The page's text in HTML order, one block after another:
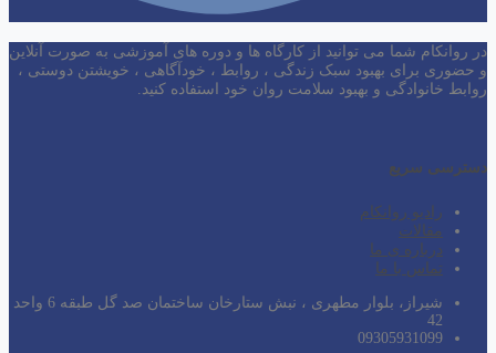
در روانکام شما می توانید از کارگاه ها و دوره های آموزشی به صورت آنلاین
و حضوری برای بهبود سبک زندگی ، روابط ، خودآگاهی ، خویشتن دوستی ،
روابط خانوادگی و بهبود سلامت روان خود استفاده کنید.
دسترسی سریع
رادیو روانکام
مقالات
درباره ی ما
تماس با ما
شیراز، بلوار مطهری ، نبش ستارخان ساختمان صد گل طبقه 6 واحد
42
09305931099